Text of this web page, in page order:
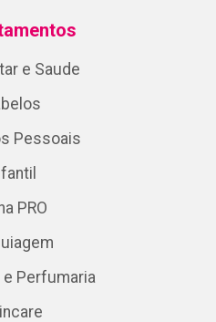
e Saude
Pessoais
PRO
Perfumaria